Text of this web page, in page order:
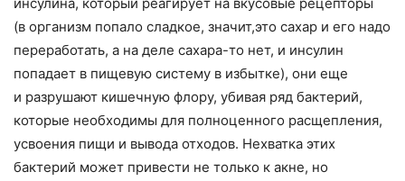
(в организм попало сладкое, значит,это сахар и его надо
переработать, а на деле сахара-то нет, и инсулин
попадает в пищевую систему в избытке), они еще
и разрушают кишечную флору, убивая ряд бактерий,
которые необходимы для полноценного расщепления,
усвоения пищи и вывода отходов. Нехватка этих
бактерий может привести не только к акне, но